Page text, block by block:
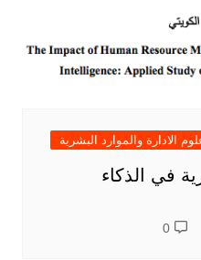
الادارة والموارد البشرية
في الذكاء
0